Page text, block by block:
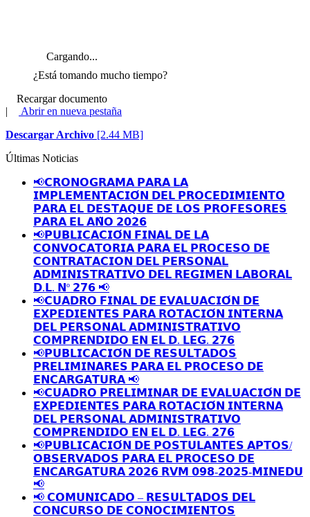
Cargando...
¿Está tomando mucho tiempo?
Recargar documento
|
Abrir en nueva pestaña
Descargar Archivo [2.44 MB]
Últimas Noticias
📢𝗖𝗥𝗢𝗡𝗢𝗚𝗥𝗔𝗠𝗔 𝗣𝗔𝗥𝗔 𝗟𝗔
𝗜𝗠𝗣𝗟𝗘𝗠𝗘𝗡𝗧𝗔𝗖𝗜𝗢́𝗡 𝗗𝗘𝗟 𝗣𝗥𝗢𝗖𝗘𝗗𝗜𝗠𝗜𝗘𝗡𝗧𝗢
𝗣𝗔𝗥𝗔 𝗘𝗟 𝗗𝗘𝗦𝗧𝗔𝗤𝗨𝗘 𝗗𝗘 𝗟𝗢𝗦 𝗣𝗥𝗢𝗙𝗘𝗦𝗢𝗥𝗘𝗦
𝗣𝗔𝗥𝗔 𝗘𝗟 𝗔𝗡̃𝗢 𝟮𝟬𝟮𝟲
📢𝗣𝗨𝗕𝗟𝗜𝗖𝗔𝗖𝗜𝗢́𝗡 𝗙𝗜𝗡𝗔𝗟 𝗗𝗘 𝗟𝗔
𝗖𝗢𝗡𝗩𝗢𝗖𝗔𝗧𝗢𝗥𝗜𝗔 𝗣𝗔𝗥𝗔 𝗘𝗟 𝗣𝗥𝗢𝗖𝗘𝗦𝗢 𝗗𝗘
𝗖𝗢𝗡𝗧𝗥𝗔𝗧𝗔𝗖𝗜𝗢𝗡 𝗗𝗘𝗟 𝗣𝗘𝗥𝗦𝗢𝗡𝗔𝗟
𝗔𝗗𝗠𝗜𝗡𝗜𝗦𝗧𝗥𝗔𝗧𝗜𝗩𝗢 𝗗𝗘𝗟 𝗥𝗘𝗚𝗜𝗠𝗘𝗡 𝗟𝗔𝗕𝗢𝗥𝗔𝗟
𝗗.𝗟. 𝗡º 𝟮𝟳𝟲 📢
📢𝗖𝗨𝗔𝗗𝗥𝗢 𝗙𝗜𝗡𝗔𝗟 𝗗𝗘 𝗘𝗩𝗔𝗟𝗨𝗔𝗖𝗜𝗢́𝗡 𝗗𝗘
𝗘𝗫𝗣𝗘𝗗𝗜𝗘𝗡𝗧𝗘𝗦 𝗣𝗔𝗥𝗔 𝗥𝗢𝗧𝗔𝗖𝗜𝗢́𝗡 𝗜𝗡𝗧𝗘𝗥𝗡𝗔
𝗗𝗘𝗟 𝗣𝗘𝗥𝗦𝗢𝗡𝗔𝗟 𝗔𝗗𝗠𝗜𝗡𝗜𝗦𝗧𝗥𝗔𝗧𝗜𝗩𝗢
𝗖𝗢𝗠𝗣𝗥𝗘𝗡𝗗𝗜𝗗𝗢 𝗘𝗡 𝗘𝗟 𝗗. 𝗟𝗘𝗚. 𝟮𝟳𝟲
📢𝗣𝗨𝗕𝗟𝗜𝗖𝗔𝗖𝗜𝗢́𝗡 𝗗𝗘 𝗥𝗘𝗦𝗨𝗟𝗧𝗔𝗗𝗢𝗦
𝗣𝗥𝗘𝗟𝗜𝗠𝗜𝗡𝗔𝗥𝗘𝗦 𝗣𝗔𝗥𝗔 𝗘𝗟 𝗣𝗥𝗢𝗖𝗘𝗦𝗢 𝗗𝗘
𝗘𝗡𝗖𝗔𝗥𝗚𝗔𝗧𝗨𝗥𝗔 📢
📢𝗖𝗨𝗔𝗗𝗥𝗢 𝗣𝗥𝗘𝗟𝗜𝗠𝗜𝗡𝗔𝗥 𝗗𝗘 𝗘𝗩𝗔𝗟𝗨𝗔𝗖𝗜𝗢́𝗡 𝗗𝗘
𝗘𝗫𝗣𝗘𝗗𝗜𝗘𝗡𝗧𝗘𝗦 𝗣𝗔𝗥𝗔 𝗥𝗢𝗧𝗔𝗖𝗜𝗢́𝗡 𝗜𝗡𝗧𝗘𝗥𝗡𝗔
𝗗𝗘𝗟 𝗣𝗘𝗥𝗦𝗢𝗡𝗔𝗟 𝗔𝗗𝗠𝗜𝗡𝗜𝗦𝗧𝗥𝗔𝗧𝗜𝗩𝗢
𝗖𝗢𝗠𝗣𝗥𝗘𝗡𝗗𝗜𝗗𝗢 𝗘𝗡 𝗘𝗟 𝗗. 𝗟𝗘𝗚. 𝟮𝟳𝟲
📢𝗣𝗨𝗕𝗟𝗜𝗖𝗔𝗖𝗜𝗢́𝗡 𝗗𝗘 𝗣𝗢𝗦𝗧𝗨𝗟𝗔𝗡𝗧𝗘𝗦 𝗔𝗣𝗧𝗢𝗦/
𝗢𝗕𝗦𝗘𝗥𝗩𝗔𝗗𝗢𝗦 𝗣𝗔𝗥𝗔 𝗘𝗟 𝗣𝗥𝗢𝗖𝗘𝗦𝗢 𝗗𝗘
𝗘𝗡𝗖𝗔𝗥𝗚𝗔𝗧𝗨𝗥𝗔 𝟮𝟬𝟮𝟲 𝗥𝗩𝗠 𝟬𝟵𝟴-𝟮𝟬𝟮𝟱-𝗠𝗜𝗡𝗘𝗗𝗨
📢
📢 𝗖𝗢𝗠𝗨𝗡𝗜𝗖𝗔𝗗𝗢 – 𝗥𝗘𝗦𝗨𝗟𝗧𝗔𝗗𝗢𝗦 𝗗𝗘𝗟
𝗖𝗢𝗡𝗖𝗨𝗥𝗦𝗢 𝗗𝗘 𝗖𝗢𝗡𝗢𝗖𝗜𝗠𝗜𝗘𝗡𝗧𝗢𝗦